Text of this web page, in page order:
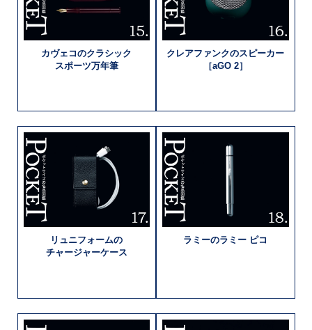
カヴェコのクラシック
スポーツ万年筆
クレアファンクのスピーカー
［aGO 2］
リュニフォームの
チャージャーケース
ラミーのラミー ピコ